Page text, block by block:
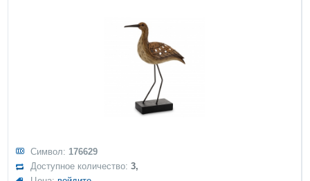
Символ: 176629
Доступное количество:3,